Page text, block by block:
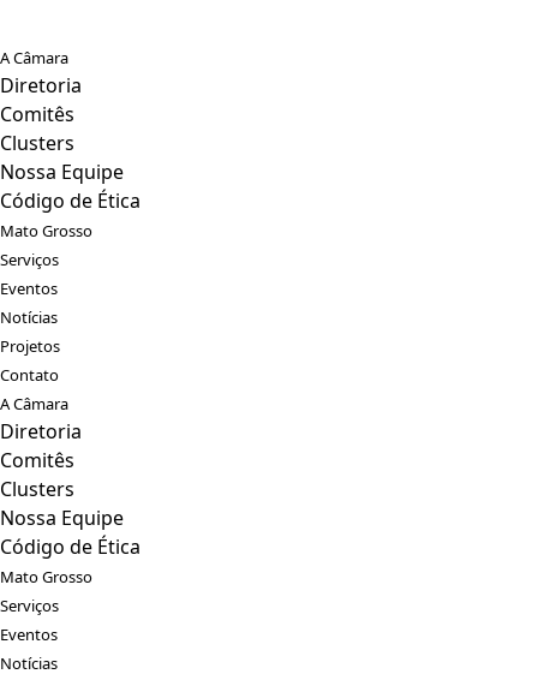
A Câmara
Diretoria
Comitês
Clusters
Nossa Equipe
Código de Ética
Mato Grosso
Serviços
Eventos
Notícias
Projetos
Contato
A Câmara
Diretoria
Comitês
Clusters
Nossa Equipe
Código de Ética
Mato Grosso
Serviços
Eventos
Notícias